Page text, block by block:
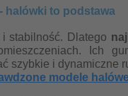
halówki to podstawa
stabilność. Dlatego
Ich
szybkie i dynamiczne
modele